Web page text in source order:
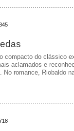
compacto do clássico
aclamados e
No romance, Riobaldo